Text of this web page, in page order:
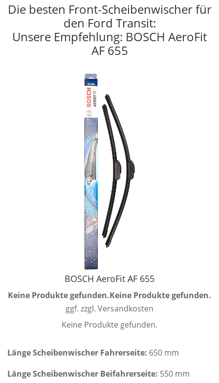
Die besten Front-Scheibenwischer für
den Ford Transit:
Unsere Empfehlung: BOSCH AeroFit
AF 655
BOSCH AeroFit AF 655
Keine Produkte gefunden.Keine Produkte gefunden.
ggf. zzgl. Versandkosten
Keine Produkte gefunden.
Länge Scheibenwischer Fahrerseite: 650 mm
Länge Scheibenwischer Beifahrerseite: 550 mm